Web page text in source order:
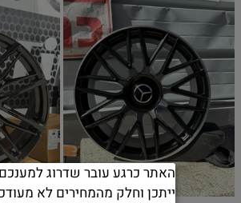
האתר כרגע עובר שדרוג
ייתכן וחלק מהמחירים לא